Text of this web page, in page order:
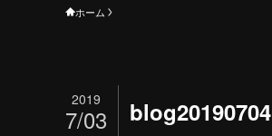
ホーム
blog20190704
2019
7/03